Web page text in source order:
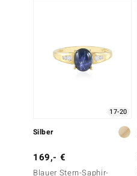
17-20
Silber
169,- €
Blauer Stern-Saphir-